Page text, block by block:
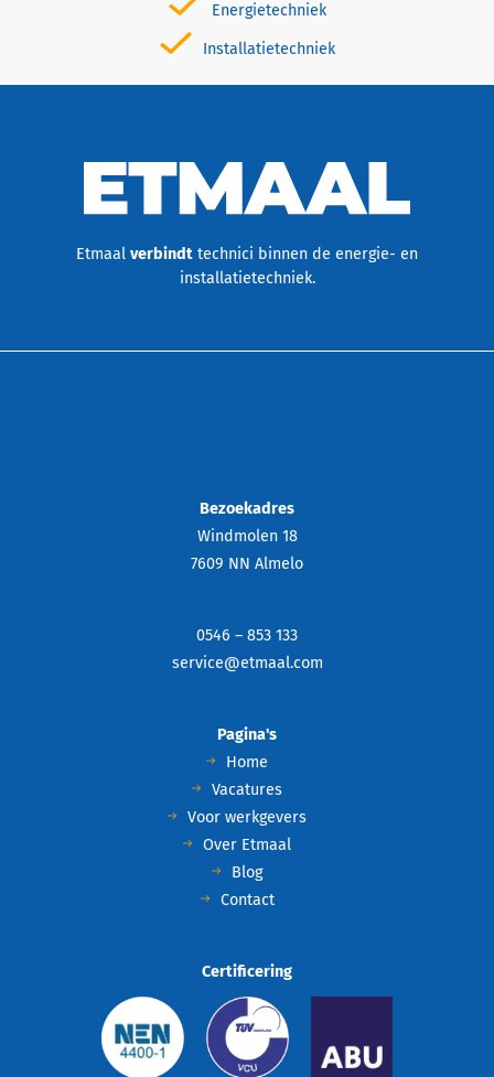
Energietechniek
Installatietechniek
Etmaal verbindt technici binnen de energie- en
installatietechniek.
Bezoekadres
Windmolen 18
7609 NN Almelo
0546 – 853 133
service@etmaal.com
Pagina's
Home
Vacatures
Voor werkgevers
Over Etmaal
Blog
Contact
Certificering